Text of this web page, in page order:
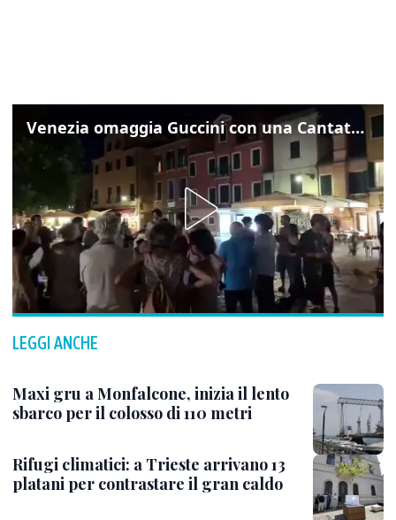
Venezia omaggia Guccini con una Cantata Anarchica in campo Santa Margherita
LEGGI ANCHE
Maxi gru a Monfalcone, inizia il lento
sbarco per il colosso di 110 metri
Rifugi climatici: a Trieste arrivano 13
platani per contrastare il gran caldo